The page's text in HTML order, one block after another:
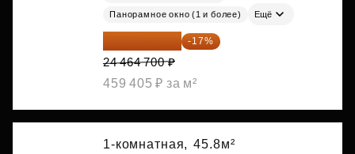
Панорамное окно (1 и более) Ещё
20 305 701 ₽ -17%
24 464 700 ₽
459 405 ₽ за м²
1-комнатная, 45.8м²